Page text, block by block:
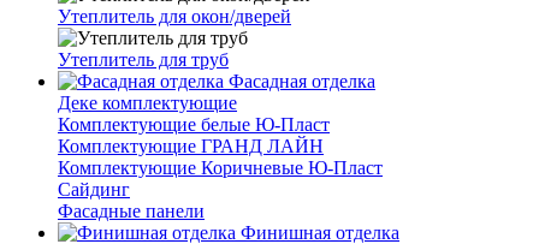
Утеплитель для окон/дверей
Утеплитель для труб
Фасадная отделка
Деке комплектующие
Комплектующие белые Ю-Пласт
Комплектующие ГРАНД ЛАЙН
Комплектующие Коричневые Ю-Пласт
Сайдинг
Фасадные панели
Финишная отделка